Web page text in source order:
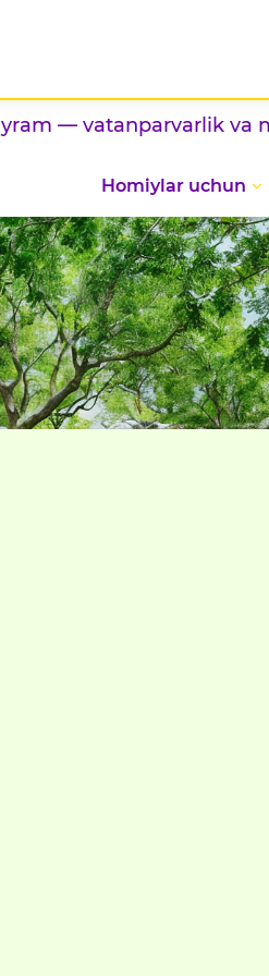
— vatanparvarlik va
Homiylar uchun